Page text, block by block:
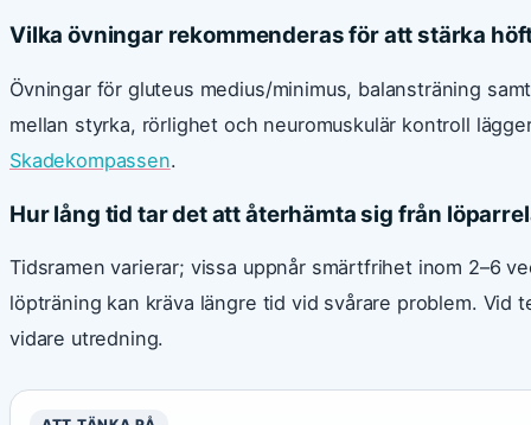
Vilka övningar rekommenderas för att stärka
Övningar för gluteus medius/minimus, balansträning
mellan styrka, rörlighet och neuromuskulär kontroll
Skadekompassen.
Hur lång tid tar det att återhämta sig från
Tidsramen varierar; vissa uppnår smärtfrihet inom 2–6
löpträning kan kräva längre tid vid svårare problem. Vid
vidare utredning.